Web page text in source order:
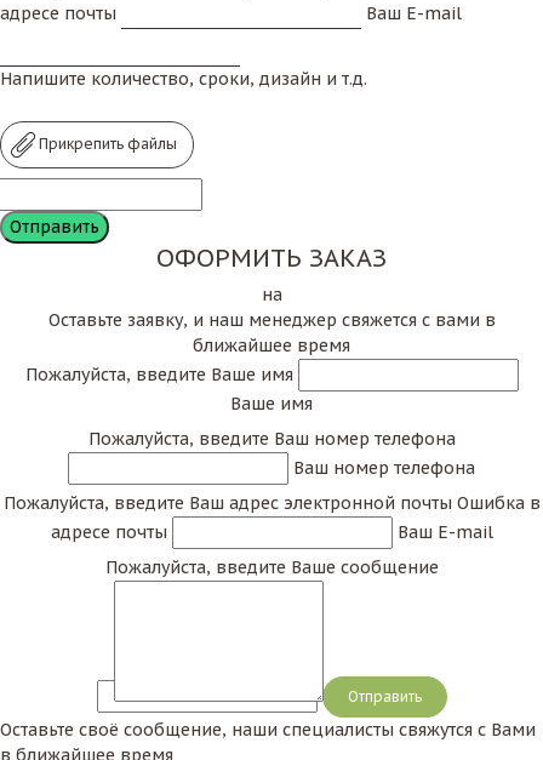
адресе почты
Ваш E-mail
Напишите количество, сроки, дизайн и т.д.
Прикрепить файлы
ОФОРМИТЬ ЗАКАЗ
на
Оставьте заявку, и наш менеджер свяжется с вами в
ближайшее время
Пожалуйста, введите Ваше имя
Ваше имя
Пожалуйста, введите Ваш номер телефона
Ваш номер телефона
Пожалуйста, введите Ваш адрес электронной почты Ошибка в
адресе почты
Ваш E-mail
Пожалуйста, введите Ваше сообщение
Сообщение
Оставьте своё сообщение, наши специалисты свяжутся с Вами